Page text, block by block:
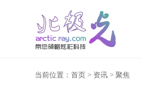
当前位置： 首页 > 资讯 > 聚焦